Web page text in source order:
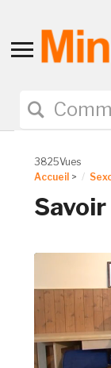
Toggle
navigation
3825Vues
Accueil >